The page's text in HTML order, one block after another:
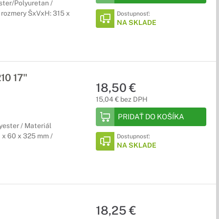
Polyuretan /
ŠxVxH: 315 x
Dostupnosť:
NA SKLADE
17"
/ Materiál
60 x 325 mm /
18,50 €
15,04 € bez DPH
PRIDAŤ DO KOŠÍKA
Dostupnosť:
NA SKLADE
18,25 €